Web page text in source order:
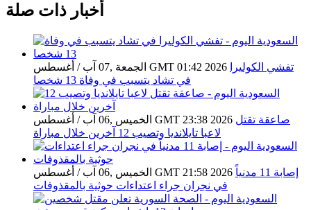
أخبار ذات صلة
الجمعة ,07 آب / أغسطس GMT 01:42 2026
تفشي الكوليرا
في تشاد يتسبب في وفاة 13 شخصا
الخميس ,06 آب / أغسطس GMT 23:38 2026 صاعقة تقتل
لاعبا تايلانديا وتصيب 12 آخرين خلال مباراة
الخميس ,06 آب / أغسطس GMT 21:58 2026 إصابة 11 مدنياً
في نجران جراء اعتداءات حوثية بالمقذوفات